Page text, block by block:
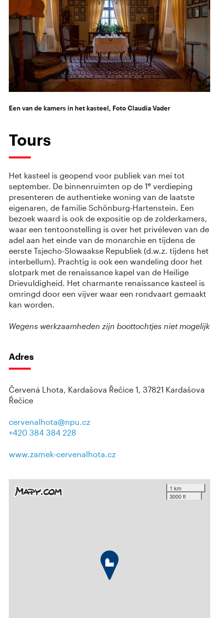
Een van de kamers in het kasteel, Foto Claudia Vader
Tours
Het kasteel is geopend voor publiek van mei tot
september. De binnenruimten op de 1e verdieping
presenteren de authentieke woning van de laatste
eigenaren, de familie Schönburg-Hartenstein. Een
bezoek waard is ook de expositie op de zolderkamers,
waar een tentoonstelling is over het privéleven van de
adel aan het einde van de monarchie en tijdens de
eerste Tsjecho-Slowaakse Republiek (d.w.z. tijdens het
interbellum). Prachtig is ook een wandeling door het
slotpark met de renaissance kapel van de Heilige
Drievuldigheid. Het charmante renaissance kasteel is
omringd door een vijver waar een rondvaart gemaakt
kan worden.
Wegens werkzaamheden zijn boottochtjes niet mogelijk
Adres
Červená Lhota, Kardašova Řečice 1, 37821 Kardašova
Řečice
cervenalhota@npu.cz
+420 384 384 228
www.zamek-cervenalhota.cz
1 km
3000 ft